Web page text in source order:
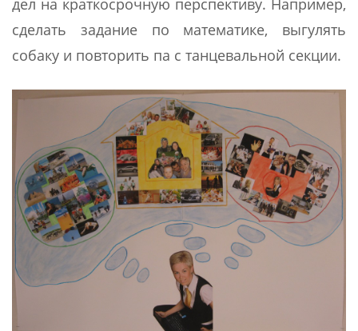
дел на краткосрочную перспективу. Например,
сделать задание по математике, выгулять
собаку и повторить па с танцевальной секции.